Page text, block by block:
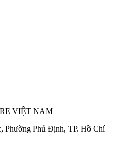
VIỆT NAM
Phường Phú Định, TP. Hồ Chí